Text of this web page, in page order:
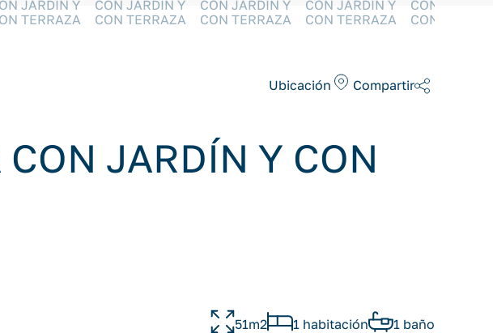
Ubicación Compartir
JARDÍN Y CON
51m2 1 habitación 1 baño